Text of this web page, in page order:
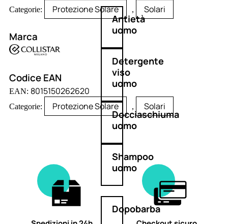
Antietà
uomo
Detergente
viso
uomo
Docciaschiuma
uomo
Shampoo
uomo
Dopobarba
Categorie: Protezione Solare , Solari
Marca
Codice EAN
EAN: 8015150262620
Categorie: Protezione Solare , Solari